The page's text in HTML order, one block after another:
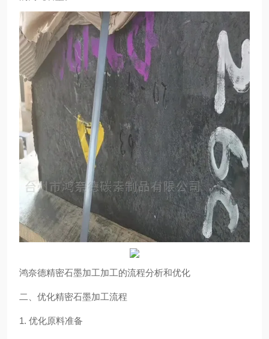
鸿奈德精密石墨加工加工的流程分析和优化
二、优化精密石墨加工流程
1. 优化原料准备